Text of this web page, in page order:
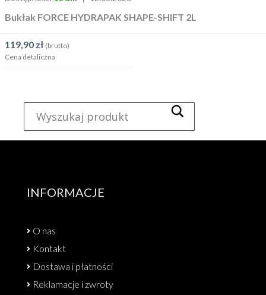
Bukłak FORCE HYDRAPAK SHAPE-SHIFT 2L
119,90 zł (brutto)
Cena detaliczna
INFORMACJE
O nas
Kontakt
Dostawa i płatności
Reklamacje i zwroty